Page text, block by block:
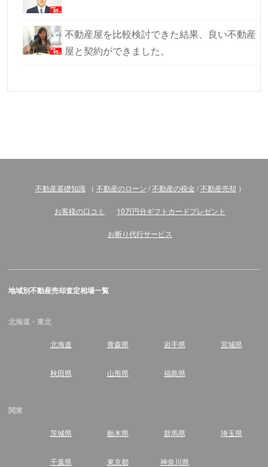
不動産屋を比較検討できた結果、良い不動産
屋と契約ができました。
不動産基礎知識 （ 不動産のローン /不動産の税金 /不動産売却 ）
お客様の口コミ 10万円分ギフトカードプレゼント
お断り代行サービス
地域別不動産売却査定相場一覧
北海道・東北
北海道 青森県 岩手県 宮城県
秋田県 山形県 福島県
関東
茨城県 栃木県 群馬県 埼玉県
千葉県 東京都 神奈川県